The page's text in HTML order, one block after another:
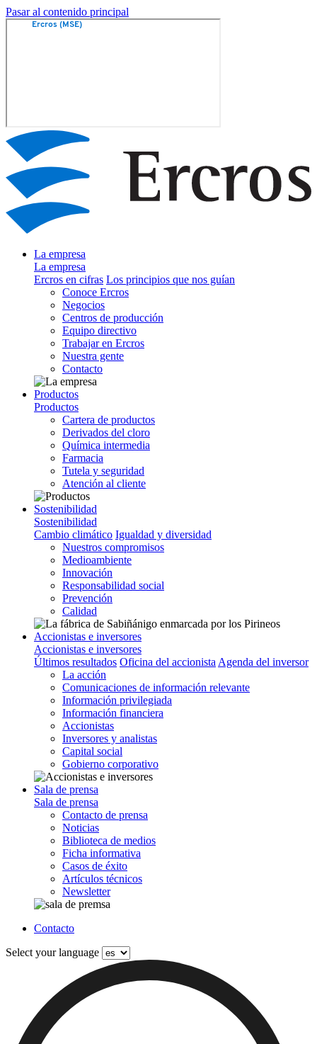
Pasar al contenido principal
La empresa
La empresa
Ercros en cifras Los principios que nos guían
Conoce Ercros
Negocios
Centros de producción
Equipo directivo
Trabajar en Ercros
Nuestra gente
Contacto
Productos
Productos
Cartera de productos
Derivados del cloro
Química intermedia
Farmacia
Tutela y seguridad
Atención al cliente
Sostenibilidad
Sostenibilidad
Cambio climático Igualdad y diversidad
Nuestros compromisos
Medioambiente
Innovación
Responsabilidad social
Prevención
Calidad
Accionistas e inversores
Accionistas e inversores
Últimos resultados Oficina del accionista Agenda del inversor
La acción
Comunicaciones de información relevante
Información privilegiada
Información financiera
Accionistas
Inversores y analistas
Capital social
Gobierno corporativo
Sala de prensa
Sala de prensa
Contacto de prensa
Noticias
Biblioteca de medios
Ficha informativa
Casos de éxito
Artículos técnicos
Newsletter
Contacto
Select your language